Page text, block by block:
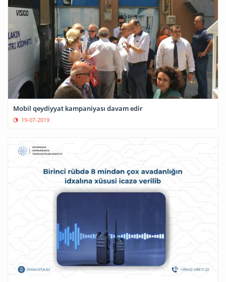
Mobil qeydiyyat kampaniyası davam edir
19-07-2019